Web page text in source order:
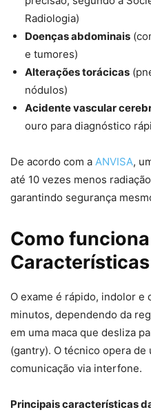
Radiologia)
Doenças abdominais
e tumores)
Alterações torácicas
nódulos)
Acidente vascular
ouro para diagnóstico
De acordo com a ANVISA,
até 10 vezes menos
garantindo segurança
Como
O exame é rápido, indolor e
minutos, dependendo da
em uma maca que desliza
(gantry). O técnico opera de
comunicação via interfone.
Principais características